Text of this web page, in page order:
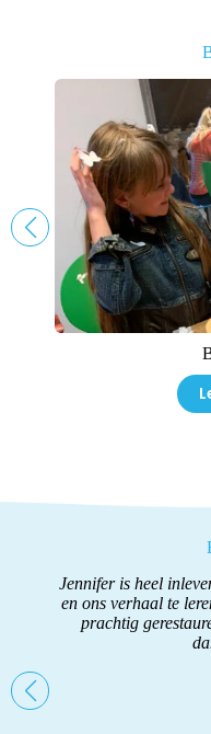
Jennifer is heel
en ons verhaal te
prachtig